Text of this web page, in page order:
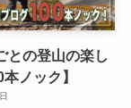
との登山の楽し
ノック】